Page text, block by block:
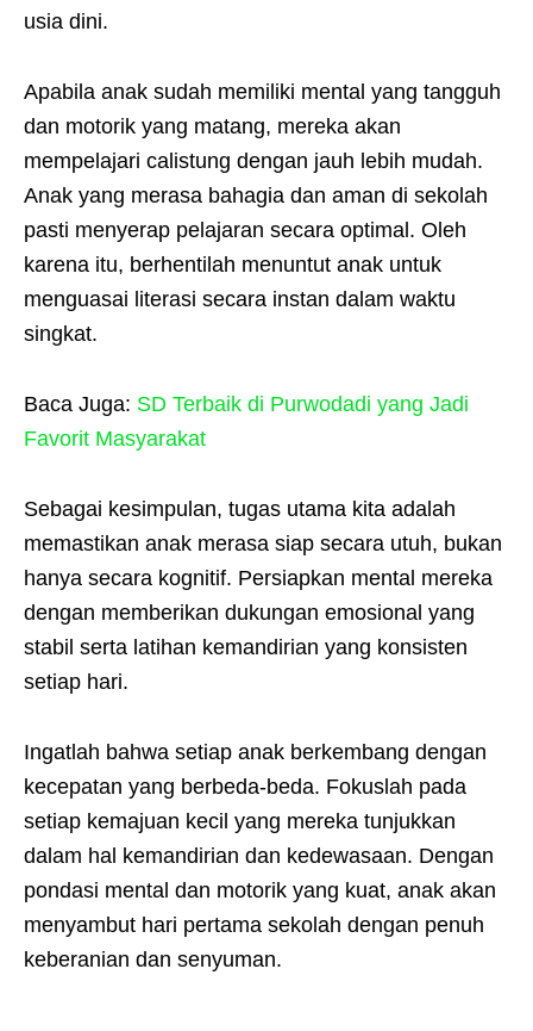
usia dini.
Apabila anak sudah memiliki mental yang tangguh
dan motorik yang matang, mereka akan
mempelajari calistung dengan jauh lebih mudah.
Anak yang merasa bahagia dan aman di sekolah
pasti menyerap pelajaran secara optimal. Oleh
karena itu, berhentilah menuntut anak untuk
menguasai literasi secara instan dalam waktu
singkat.
Baca Juga: SD Terbaik di Purwodadi yang Jadi
Favorit Masyarakat
Sebagai kesimpulan, tugas utama kita adalah
memastikan anak merasa siap secara utuh, bukan
hanya secara kognitif. Persiapkan mental mereka
dengan memberikan dukungan emosional yang
stabil serta latihan kemandirian yang konsisten
setiap hari.
Ingatlah bahwa setiap anak berkembang dengan
kecepatan yang berbeda-beda. Fokuslah pada
setiap kemajuan kecil yang mereka tunjukkan
dalam hal kemandirian dan kedewasaan. Dengan
pondasi mental dan motorik yang kuat, anak akan
menyambut hari pertama sekolah dengan penuh
keberanian dan senyuman.